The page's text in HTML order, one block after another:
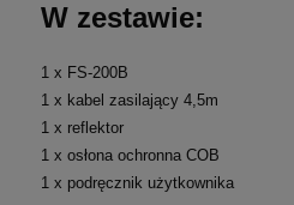
W zestawie:
1 x FS-200B
1 x kabel zasilający 4,5m
1 x reflektor
1 x osłona ochronna COB
1 x podręcznik użytkownika